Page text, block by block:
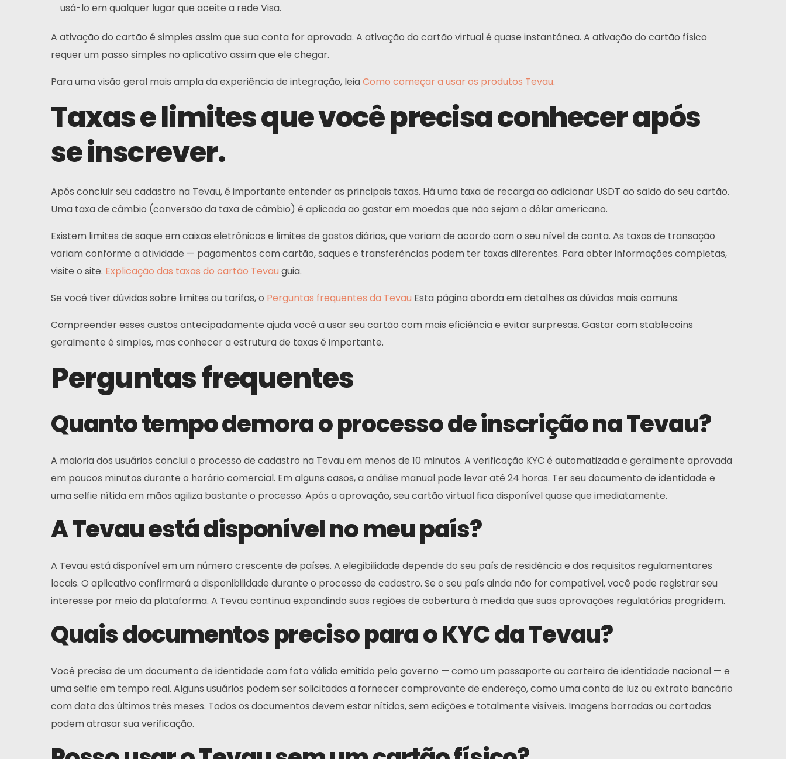
Notícias
Inscrever-Se
Português
usá-lo em qualquer lugar que aceite a rede Visa.
A ativação do cartão é simples assim que sua conta for aprovada. A ativação do cartão virtual é quase instantânea. A ativação do cartão físico
requer um passo simples no aplicativo assim que ele chegar.
Para uma visão geral mais ampla da experiência de integração, leiaComo começar a usar os produtos Tevau.
Taxas e limites que você precisa conhecer após
se inscrever.
Após concluir seu cadastro na Tevau, é importante entender as principais taxas. Há uma taxa de recarga ao adicionar USDT ao saldo do seu cartão.
Uma taxa de câmbio (conversão da taxa de câmbio) é aplicada ao gastar em moedas que não sejam o dólar americano.
Existem limites de saque em caixas eletrônicos e limites de gastos diários, que variam de acordo com o seu nível de conta. As taxas de transação
variam conforme a atividade — pagamentos com cartão, saques e transferências podem ter taxas diferentes. Para obter informações completas,
visite o site. Explicação das taxas do cartão Tevau guia.
Se você tiver dúvidas sobre limites ou tarifas, o Perguntas frequentes da Tevau Esta página aborda em detalhes as dúvidas mais comuns.
Compreender esses custos antecipadamente ajuda você a usar seu cartão com mais eficiência e evitar surpresas. Gastar com stablecoins
geralmente é simples, mas conhecer a estrutura de taxas é importante.
Perguntas frequentes
Quanto tempo demora o processo de inscrição na Tevau?
A maioria dos usuários conclui o processo de cadastro na Tevau em menos de 10 minutos. A verificação KYC é automatizada e geralmente aprovada
em poucos minutos durante o horário comercial. Em alguns casos, a análise manual pode levar até 24 horas. Ter seu documento de identidade e
uma selfie nítida em mãos agiliza bastante o processo. Após a aprovação, seu cartão virtual fica disponível quase que imediatamente.
A Tevau está disponível no meu país?
A Tevau está disponível em um número crescente de países. A elegibilidade depende do seu país de residência e dos requisitos regulamentares
locais. O aplicativo confirmará a disponibilidade durante o processo de cadastro. Se o seu país ainda não for compatível, você pode registrar seu
interesse por meio da plataforma. A Tevau continua expandindo suas regiões de cobertura à medida que suas aprovações regulatórias progridem.
Quais documentos preciso para o KYC da Tevau?
Você precisa de um documento de identidade com foto válido emitido pelo governo — como um passaporte ou carteira de identidade nacional — e
uma selfie em tempo real. Alguns usuários podem ser solicitados a fornecer comprovante de endereço, como uma conta de luz ou extrato bancário
com data dos últimos três meses. Todos os documentos devem estar nítidos, sem edições e totalmente visíveis. Imagens borradas ou cortadas
podem atrasar sua verificação.